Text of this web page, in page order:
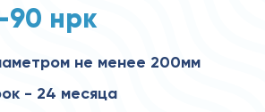
нрк
не менее 200мм
- 24 месяца